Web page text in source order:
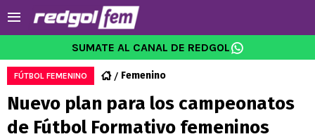
SUMATE AL CANAL DE REDGOL
FÚTBOL FEMENINO Femenino
Nuevo plan para los campeonatos
de Fútbol Formativo femeninos